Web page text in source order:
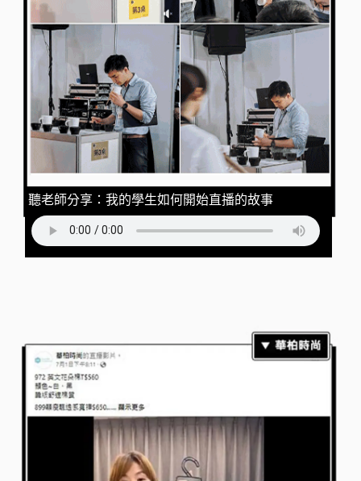
聽老師分享：我的學生如何開始直播的故事